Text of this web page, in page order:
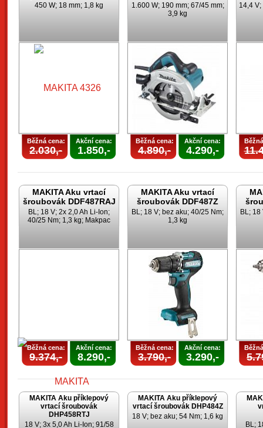
450 W; 18 mm; 1,8 kg
Běžná cena:
2.030,-
Akční cena:
1.850,-
1.600 W; 190 mm; 67/45 mm;
3,9 kg
Běžná cena:
4.890,-
Akční cena:
4.290,-
14,4
MAKITA Aku vrtací
šroubovák DDF487RAJ
BL; 18 V; 2x 2,0 Ah Li-Ion;
40/25 Nm; 1,3 kg; Makpac
Běžná cena:
9.374,-
Akční cena:
8.290,-
MAKITA Aku vrtací
šroubovák DDF487Z
BL; 18 V; bez aku; 40/25 Nm;
1,3 kg
Běžná cena:
3.790,-
Akční cena:
3.290,-
BL; 18
MAKITA Aku příklepový
vrtací šroubovák
DHP458RTJ
18 V; 3x 5,0 Ah Li-Ion; 91/58
MAKITA Aku příklepový
vrtací šroubovák DHP484Z
18 V; bez aku; 54 Nm; 1,6 kg
BL;